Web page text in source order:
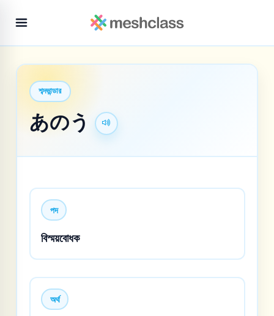
শব্দভান্ডার
あのう
পদ
বিস্ময়বোধক
অর্থ